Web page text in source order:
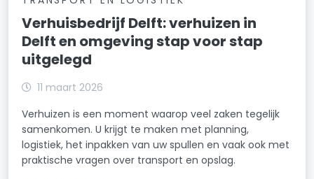
Verhuisbedrijf Delft: verhuizen in
Delft en omgeving stap voor stap
uitgelegd
11 maart 2026
Verhuizen is een moment waarop veel zaken tegelijk
samenkomen. U krijgt te maken met planning,
logistiek, het inpakken van uw spullen en vaak ook met
praktische vragen over transport en opslag.